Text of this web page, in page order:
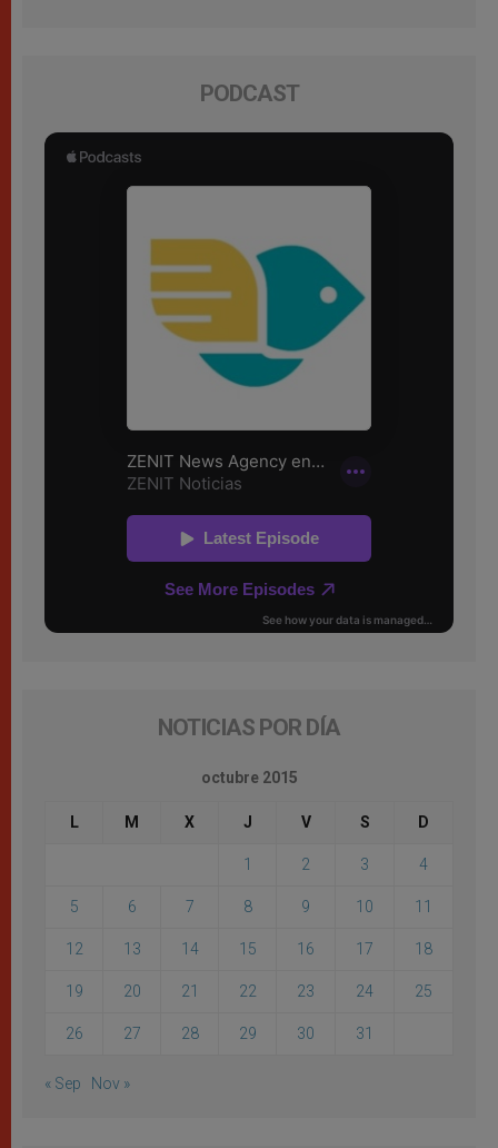
PODCAST
NOTICIAS POR DÍA
octubre 2015
L M X J V S D
1 2 3 4
5 6 7 8 9 10 11
12 13 14 15 16 17 18
19 20 21 22 23 24 25
26 27 28 29 30 31
« Sep Nov »